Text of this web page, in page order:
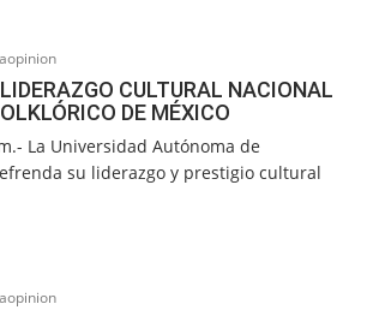
CULTURAL NACIONAL
DE MÉXICO
La Universidad Autónoma de
su liderazgo y prestigio cultural